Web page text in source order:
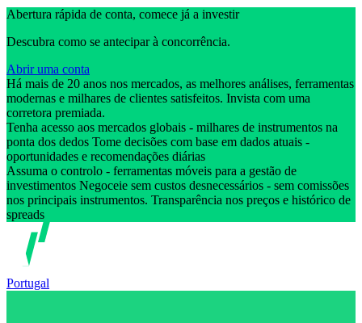
Abertura rápida de conta, comece já a investir
Descubra como se antecipar à concorrência.
Abrir uma conta
Há mais de 20 anos nos mercados, as melhores análises, ferramentas
modernas e milhares de clientes satisfeitos. Invista com uma
corretora premiada.
Tenha acesso aos mercados globais - milhares de instrumentos na
ponta dos dedos Tome decisões com base em dados atuais -
oportunidades e recomendações diárias
Assuma o controlo - ferramentas móveis para a gestão de
investimentos Negoceie sem custos desnecessários - sem comissões
nos principais instrumentos. Transparência nos preços e histórico de
spreads
Portugal